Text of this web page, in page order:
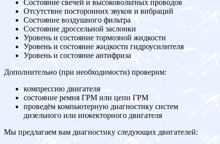
Состояние свечей и высоковольтных проводов
Отсутствие посторонних звуков и вибраций
Состояние воздушного фильтра
Состояние дроссельной заслонки
Уровень и состояние тормозной жидкости
Уровень и состояние жидкости гидроусилителя
Уровень и состояние антифриза
Дополнительно (при необходимости) проверим:
компрессию двигателя
состояние ремня ГРМ или цепи ГРМ
проведём компьютерную диагностику систем
дизельного или инжекторного двигателя
Мы предлагаем вам диагностику следующих двигателей: